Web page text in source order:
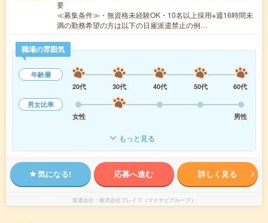
要
≪募集条件≫・無資格未経験OK・10名以上採用※週16時間未
満の勤務希望の方は以下の日雇派遣禁止の例…
職場の雰囲気
年齢層
20代
30代 40代 50代
60代
男女比率
女性
男性
もっと見る
気になる! 応募へ進む 詳しく見る
派遣会社 株式会社ブレイブ（マイナビグループ）